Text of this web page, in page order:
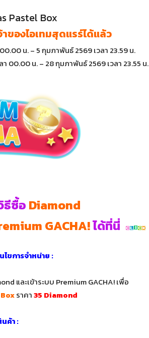
Pastel Box
ของไอเทมสุดแรร์ได้แล้ว
น. – 5 กุมภาพันธ์ 2569 เวลา 23.59 น.
00.00 น. – 28 กุมภาพันธ์ 2569 เวลา 23.55 น.
ธีซื้อ Diamond
GACHA!ได้ที่นี่
ไขการจำหน่าย :
และเข้าระบบ Premium GACHA! เพื่อ
ราคา35 Diamond
นค้า :